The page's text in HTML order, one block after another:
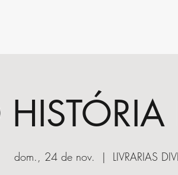
dom., 24 de nov.
  |
LIVRARIAS